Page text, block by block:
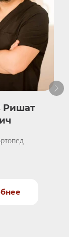
Ришат